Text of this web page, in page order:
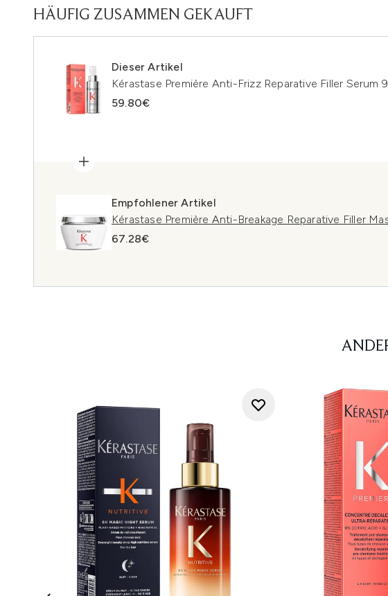
HÄUFIG ZUSAMMEN GEKAUFT
Dieser Artikel
Kérastase Première Anti-Frizz Reparative Filler Serum
59.80€
Empfohlener Artikel
Kérastase Première Anti-Breakage Reparative Filler
67.28€